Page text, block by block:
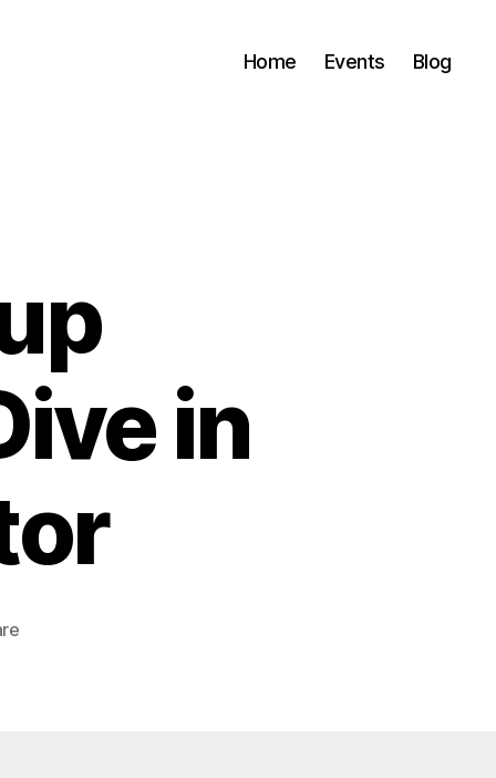
Home Events Blog
in
zu